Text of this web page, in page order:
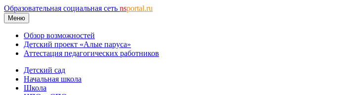
Образовательная социальная сеть nsportal.ru
Меню
Обзор возможностей
Детский проект «Алые паруса»
Аттестация педагогических работников
Детский сад
Начальная школа
Школа